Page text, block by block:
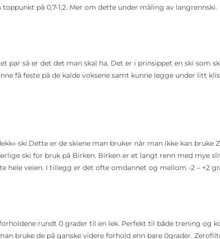
på 0,7-1,2. Mer om dette under måling av langrennski.
par så er det det man skal ha. Det er i prinsippet en ski som
få feste på de kalde voksene samt kunne legge under litt
ski.Dette er de skiene man bruker når man ikke kan
ski for bruk på Birken. Birken er et langt renn med mye
hele veien. I tillegg er det ofte omdannet og mellom -2 – +2
rundt 0 grader til en lek. Perfekt til både trening og
bruke de på ganske videre forhold enn bare 0grader.